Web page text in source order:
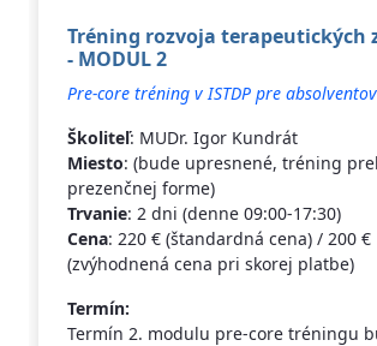
Tréning rozvoja terapeutických
- MODUL 2
Pre-core tréning v ISTDP pre
Školiteľ: MUDr. Igor Kundrát
Miesto: (bude upresnené, tréning
prezenčnej forme)
Trvanie: 2 dni (denne 09:00-17:30)
Cena: 220 € (štandardná cena) / 200 €
(zvýhodnená cena pri skorej platbe)
Termín:
Termín 2. modulu pre-core tréningu